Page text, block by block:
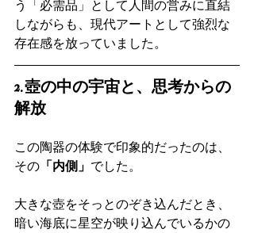
う「必需品」として人間の営みに直結
しながらも、現代アートとして強烈な
存在感を放っていました。
2. 壺の中の宇宙と、思考からの
解放
この陶器の体験で印象的だったのは、
その 「内側」 でした。
大きな壺をそっとのぞき込んだとき、
暗い海底に星空が映り込んでいるかの